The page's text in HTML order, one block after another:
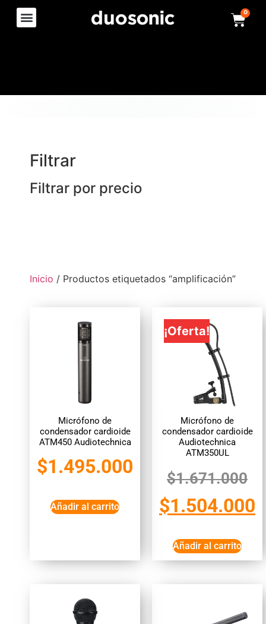
0
Filtrar
Filtrar por precio
Inicio / Productos etiquetados “amplificación”
Micrófono de
condensador cardioide
ATM450 Audiotechnica
$1.495.000
Añadir al carrito
¡Oferta!
Micrófono de
condensador cardioide
Audiotechnica
ATM350UL
$1.671.000
$1.504.000
Añadir al carrito